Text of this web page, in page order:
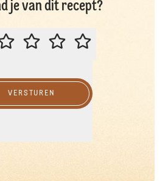
je van dit recept?
BEOORDEEL DIT RECEPT
VERSTUREN